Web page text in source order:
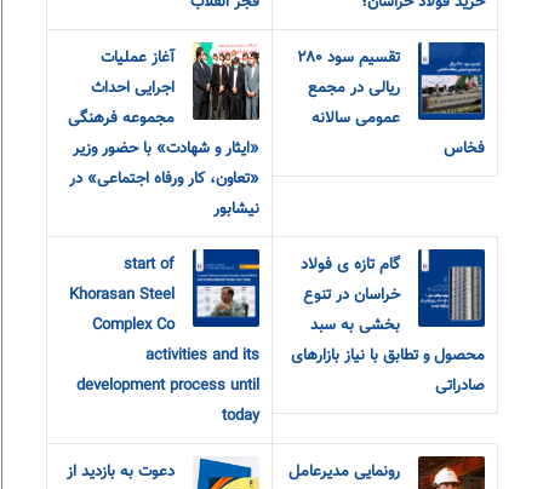
تقسیم سود ۲۸۰
ریالی در مجمع
عمومی سالانه
فخاس
آغاز عملیات
اجرایی احداث
مجموعه فرهنگی
«ایثار و شهادت» با حضور وزیر
«تعاون، کار و‌رفاه اجتماعی» در
نیشابور
گام تازه ی فولاد
خراسان در تنوع
بخشی به سبد
محصول و تطابق با نیاز بازارهای
صادراتی
start of
Khorasan Steel
Complex Co
activities and its
development process until
today
رونمایی مدیرعامل
دعوت به بازدید از